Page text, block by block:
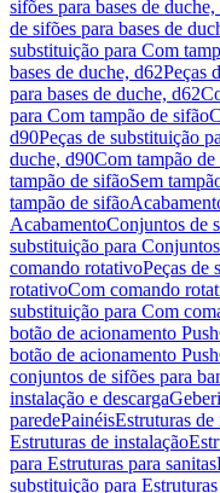
sifões para bases de duche,
de sifões para bases de
substituição para Com
bases de duche, d62Peças
para bases de duche, d62
para Com tampão de sifão
d90Peças de substituição
duche, d90Com tampão de
tampão de sifãoSem
tampão de sifão
AcabamentoConjuntos de
substituição para
comando rotativoPeças de
rotativoCom comando
substituição para Com
botão de acionamento
botão de acionamento
conjuntos de sifões para
instalação e descarga
paredePainéisEstruturas de
Estruturas de instalação
para Estruturas para sanitas
substituição para